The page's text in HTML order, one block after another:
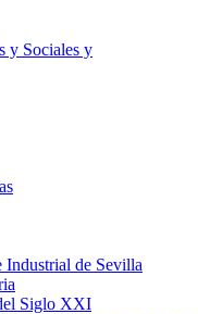
y Sociales y
de Sevilla
Siglo XXI